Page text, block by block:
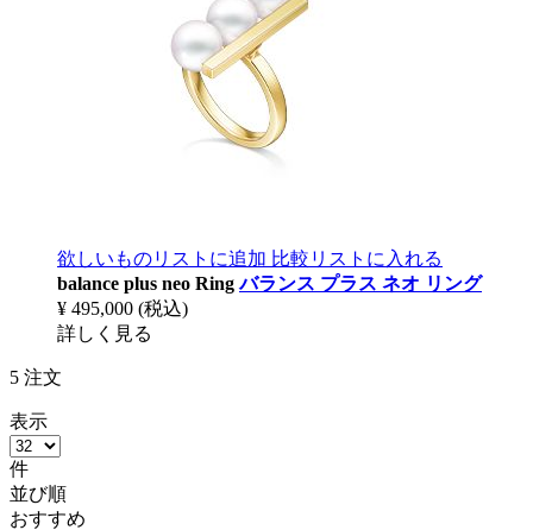
欲しいものリストに追加 比較リストに入れる
balance plus neo Ring バランス プラス ネオ リング
¥ 495,000 (税込)
詳しく見る
5 注文
表示
件
並び順
おすすめ